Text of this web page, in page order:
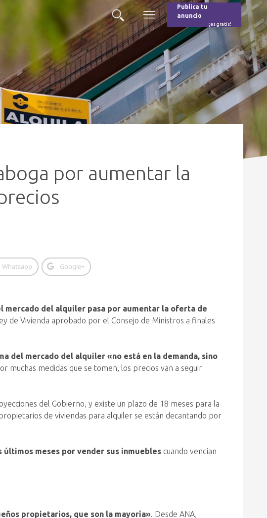
Buscar
Menú
Burger
Publica tu
anuncio
¡es gratis!
por aumentar la
Whatsapp Google+
mercado del alquiler pasa por aumentar la oferta de
de Vivienda aprobado por el Consejo de Ministros a finales
del mercado del alquiler «no está en la demanda, sino
muchas medidas que se tomen, los precios van a seguir
del Gobierno, y existe un plazo de 18 meses para la
de viviendas para alquiler se están decantando por
últimos meses por vender sus inmuebles cuando vencían
propietarios, que son la mayoría». Desde ANA,